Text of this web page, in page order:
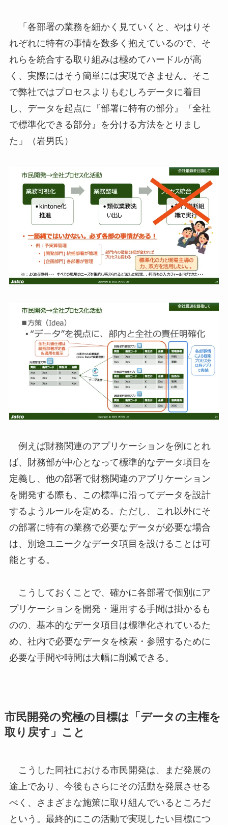
「各部署の業務を細かく見ていくと、やはりそ
れぞれに特有の事情を数多く抱えているので、そ
れらを統合する取り組みは極めてハードルが高
く、実際にはそう簡単には実現できません。そこ
で弊社ではプロセスよりもむしろデータに着目
し、データを起点に『部署に特有の部分』『全社
で標準化できる部分』を分ける方法をとりまし
た」（岩男氏）
例えば財務関連のアプリケーションを例にとれ
ば、財務部が中心となって標準的なデータ項目を
定義し、他の部署で財務関連のアプリケーション
を開発する際も、この標準に沿ってデータを設計
するようルールを定める。ただし、これ以外にそ
の部署に特有の業務で必要なデータが必要な場合
は、別途ユニークなデータ項目を設けることは可
能とする。
こうしておくことで、確かに各部署で個別にア
プリケーションを開発・運用する手間は掛かるも
のの、基本的なデータ項目は標準化されているた
め、社内で必要なデータを検索・参照するために
必要な手間や時間は大幅に削減できる。
市民開発の究極の目標は「データの主権を
取り戻す」こと
こうした同社における市民開発は、まだ発展の
途上であり、今後もさらにその活動を発展させる
べく、さまざまな施策に取り組んでいるところだ
という。最終的にこの活動で実現したい目標につ